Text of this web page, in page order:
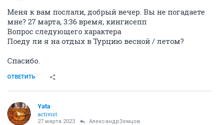
Меня к вам послали, добрый вечер. Вы не погадаете
мне? 27 марта, 3:36 время, кингисепп
Вопрос следующего характера
Поеду ли я на отдых в Турцию весной / летом?
Спасибо.
ОТВЕТИТЬ
Yata
activist
27 марта 2023 АлександрЗемцов